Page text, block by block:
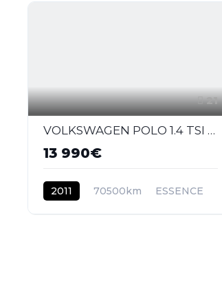
21
VOLKSWAGEN POLO 1.4 TSI - 180 - BV DSG V 6R GTI PHASE 1
13 990€
2011 70500km ESSENCE